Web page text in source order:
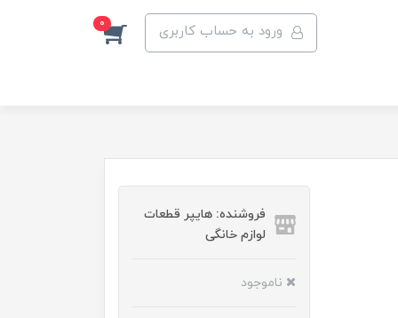
ورود به حساب کاربری 0
فروشنده: هایپر قطعات
لوازم خانگی
ناموجود